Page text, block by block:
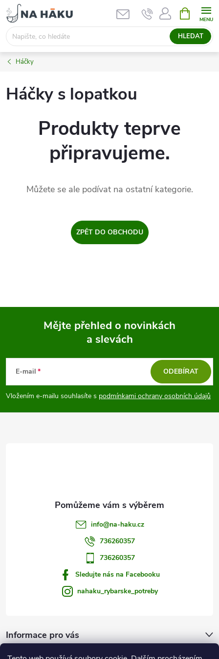
Přejít
na
obsah
HLEDAT
NÁKUPNÍ
KOŠÍK
Háčky
Háčky s lopatkou
Produkty teprve
připravujeme.
Můžete se ale podívat na ostatní kategorie.
ZPĚT DO OBCHODU
p
Mějte přehled o novinkách
a slevách
E-mail
Vložením e-mailu souhlasíte s podmínkami ochrany osobních údajů
ODEBÍRAT
Informace pro vás
info@na-haku.cz
736260357
736260357
Sledujte nás na Facebooku
nahaku_rybarske_potreby